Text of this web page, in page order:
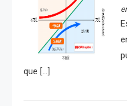
que […]